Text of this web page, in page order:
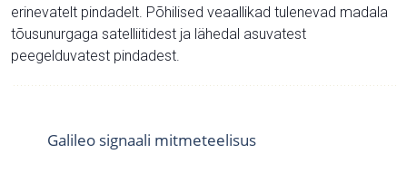
erinevatelt pindadelt. Põhilised veaallikad tulenevad madala
tõusunurgaga satelliitidest ja lähedal asuvatest
peegelduvatest pindadest.
Galileo signaali mitmeteelisus